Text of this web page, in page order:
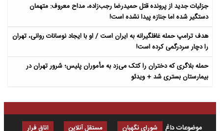
جزئیات جدید از پرونده قتل حمیدرضا رجب‌زاده، مداح معروف: متهمان
دستگیر شده اما جنازه پیدا نشده است!
هدف ترامپ حمله غافلگیرانه به ایران است / او با ایجاد نوسانات روانی، تهران
را دچار سردرگمی کرده است!
حمله بلاگری که دختران را کتک می‌زد به مأموران پلیس؛ شرور تهران در
بیمارستان بستری شد + ویدئو
موضوعات داغ شورای نگهبان مستقل آنلاین اتاق فرار